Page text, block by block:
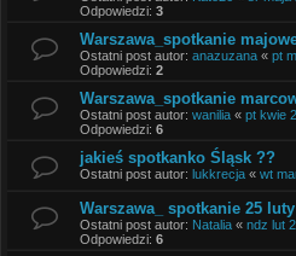
Odpowiedzi: 3
Warszawa_spotkanie
Ostatni post autor: anazuzana « pt
Odpowiedzi: 2
Warszawa_spotkanie
Ostatni post autor: wanilia « pt kwie
Odpowiedzi: 6
jakieś spotkanko Śląsk ??
Ostatni post autor: lukkrecja « wt
Warszawa_ spotkanie 25 luty
Ostatni post autor: Natalia « ndz lut
Odpowiedzi: 6